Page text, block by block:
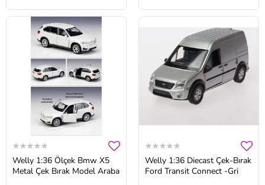
Welly 1:36 Ölçek Bmw X5
Metal Çek Bırak Model Araba
Welly 1:36 Diecast Çek-Bırak
Ford Transit Connect -Gri